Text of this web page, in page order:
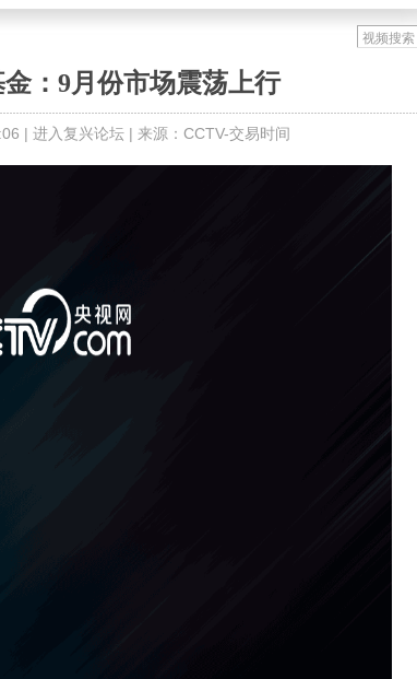
：9月份市场震荡上行
| 进入复兴论坛 | 来源：CCTV-交易时间